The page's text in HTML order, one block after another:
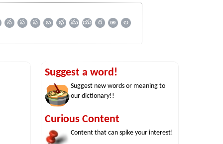
న ప ఫ బ భ మ య ర ఱ
ల
Suggest a word!
Suggest new words or meaning to
our dictionary!!
Curious Content
Content that can spike your interest!